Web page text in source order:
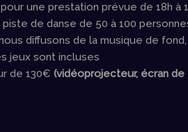
une prestation prévue de 18h à
de danse de 50 à 100
diffusons de la musique de
jeux sont incluses
de 130€ (vidéoprojecteur, écran de